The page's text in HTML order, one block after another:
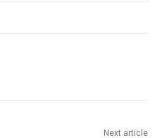
Next article